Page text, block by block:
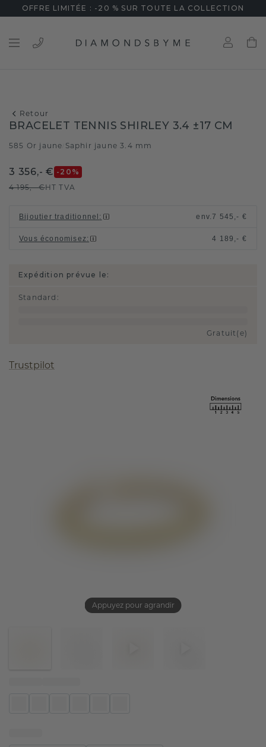
OFFRE LIMITÉE : -20 % SUR TOUTE LA COLLECTION
Retour
Appuyez pour agrandir
BRACELET TENNIS SHIRLEY 3.4 ±17 CM
585 Or jaune Saphir jaune 3.4 mm
3 356,- € -20 %
4 195,- €HT TVA
Bijoutier traditionnel : env.7 545,- €
Vous économisez: 4 189,- €
Expédition prévue le:
Standard :
Gratuit(e)
Trustpilot